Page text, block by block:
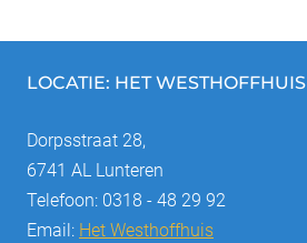
LOCATIE: HET WESTHOFFHUIS
Dorpsstraat 28,
6741 AL Lunteren
Telefoon: 0318 - 48 29 92
Email: Het Westhoffhuis